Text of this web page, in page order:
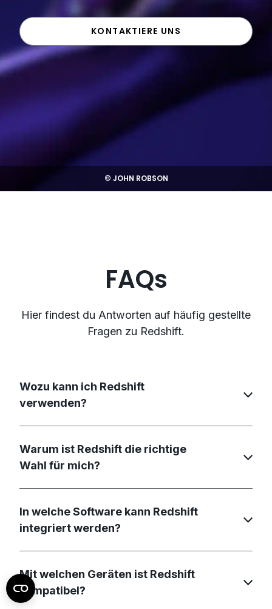
© JOHN ROBSON
KONTAKTIERE UNS
FAQs
Hier findest du Antworten auf häufig gestellte
Fragen zu Redshift.
Wozu kann ich Redshift
verwenden?
Warum ist Redshift die richtige
Wahl für mich?
In welche Software kann Redshift
integriert werden?
Mit welchen Geräten ist Redshift
kompatibel?